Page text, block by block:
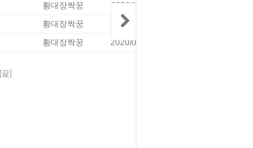
황대장짝꿍 2020/11/23
황대장짝꿍 2020/09/07
황대장짝꿍 2020/06/29
[끝]